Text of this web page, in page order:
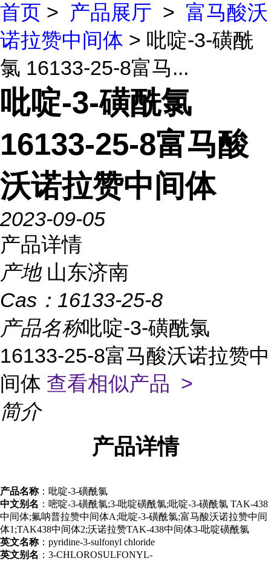
首页 > 产品展厅 > 富马酸沃
诺拉赞中间体 > 吡啶-3-磺酰
氯 16133-25-8富马...
吡啶-3-磺酰氯
16133-25-8富马酸
沃诺拉赞中间体
2023-09-05
产品详情
产地 山东济南
Cas： 16133-25-8
产品名称吡啶-3-磺酰氯
16133-25-8富马酸沃诺拉赞中
间体 查看相似产品 >
简介
产品详情
产品名称：吡啶-3-磺酰氯
中文别名 ：嘧啶-3-磺酰氯;3-吡啶磺酰氯;吡啶-3-磺酰氯 TAK-438
中间体;氟呐普拉赞中间体A;吡啶-3-磺酰氯;富马酸沃诺拉赞中间
体1;TAK438中间体2;沃诺拉赞TAK-438中间体3-吡啶磺酰氯
英文名称：pyridine-3-sulfonyl chloride
英文别名 ：3-CHLOROSULFONYL-